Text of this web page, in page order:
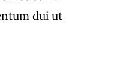
dui ut